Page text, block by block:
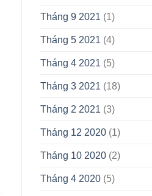
Tháng 9 2021 (1)
Tháng 5 2021 (4)
Tháng 4 2021 (5)
Tháng 3 2021 (18)
Tháng 2 2021 (3)
Tháng 12 2020(1)
Tháng 10 2020(2)
Tháng 4 2020(5)